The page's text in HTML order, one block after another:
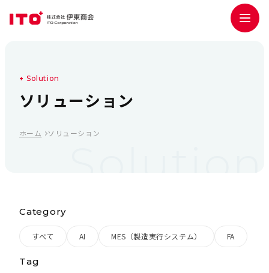
So ution
ソ リ ューシ ョ ン
ホーム ソリューション
Category
すべて AI MES（製造実行システム） FA
Tag